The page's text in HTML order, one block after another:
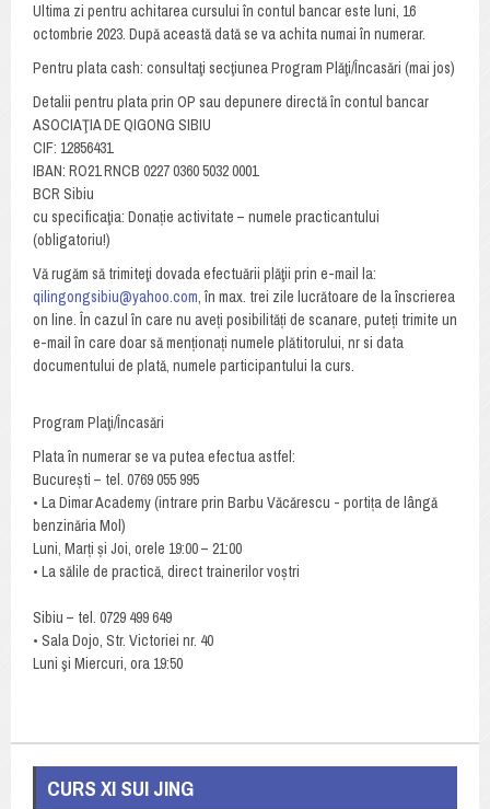
Ultima zi pentru achitarea cursului în contul bancar este luni, 16
octombrie 2023. După această dată se va achita numai în numerar.
Pentru plata cash: consultaţi secţiunea Program Plăţi/Încasări (mai jos)
Detalii pentru plata prin OP sau depunere directă în contul bancar
ASOCIAŢIA DE QIGONG SIBIU
CIF: 12856431
IBAN: RO21 RNCB 0227 0360 5032 0001
BCR Sibiu
cu specificaţia: Donație activitate – numele practicantului
(obligatoriu!)
Vă rugăm să trimiteţi dovada efectuării plăţii prin e-mail la:
qilingongsibiu@yahoo.com, în max. trei zile lucrătoare de la înscrierea
on line. În cazul în care nu aveți posibilități de scanare, puteți trimite un
e-mail în care doar să menționați numele plătitorului, nr si data
documentului de plată, numele participantului la curs.
Program Plaţi/Încasări
Plata în numerar se va putea efectua astfel:
București – tel. 0769 055 995
• La Dimar Academy (intrare prin Barbu Văcărescu - portița de lângă
benzinăria Mol)
Luni, Marți și Joi, orele 19:00 – 21:00
• La sălile de practică, direct trainerilor voștri
Sibiu – tel. 0729 499 649
• Sala Dojo, Str. Victoriei nr. 40
Luni şi Miercuri, ora 19:50
CURS XI SUI JING